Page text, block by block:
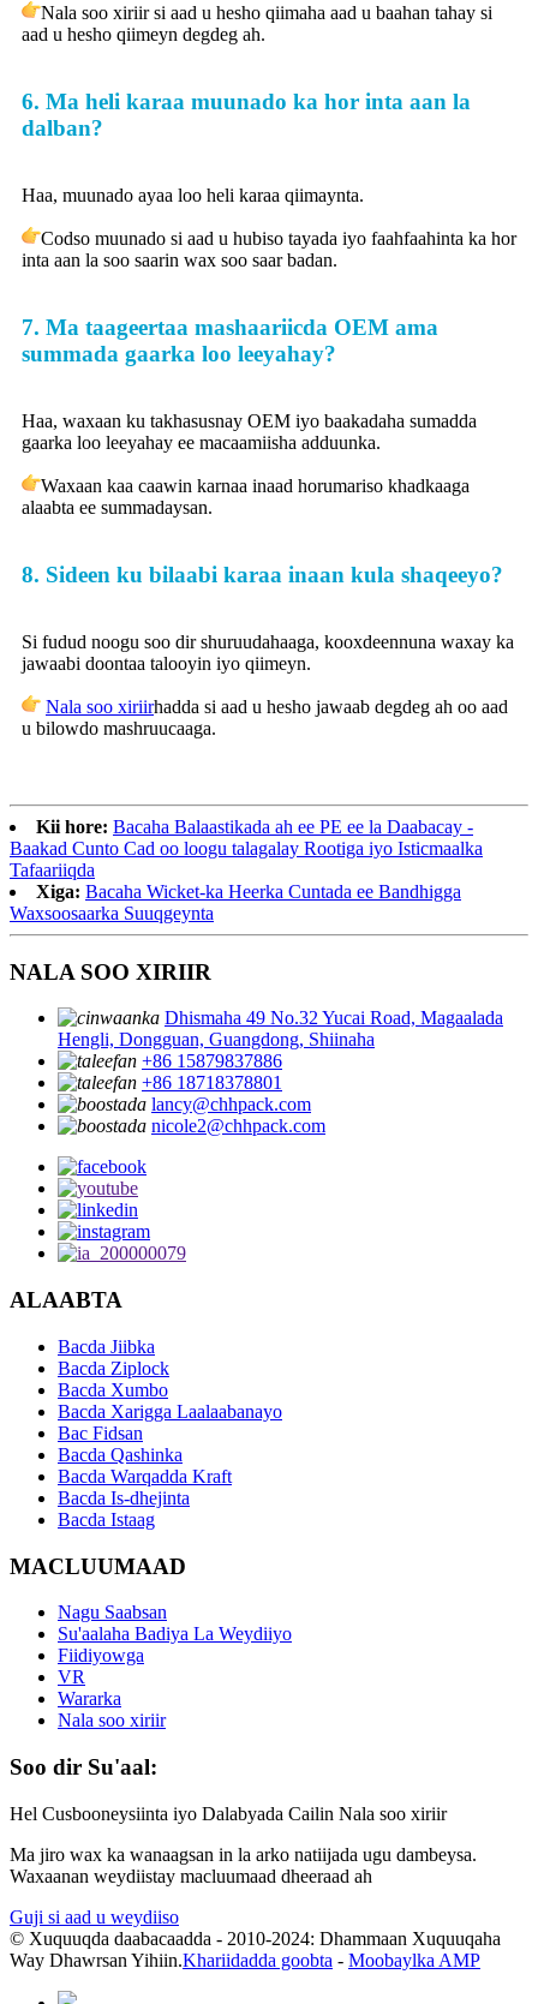
Nala soo xiriir si aad u hesho qiimaha aad u baahan tahay si
aad u hesho qiimeyn degdeg ah.
6. Ma heli karaa muunado ka hor inta aan la
dalban?
Haa, muunado ayaa loo heli karaa qiimaynta.
Codso muunado si aad u hubiso tayada iyo faahfaahinta ka hor
inta aan la soo saarin wax soo saar badan.
7. Ma taageertaa mashaariicda OEM ama
summada gaarka loo leeyahay?
Haa, waxaan ku takhasusnay OEM iyo baakadaha sumadda
gaarka loo leeyahay ee macaamiisha adduunka.
Waxaan kaa caawin karnaa inaad horumariso khadkaaga
alaabta ee summadaysan.
8. Sideen ku bilaabi karaa inaan kula shaqeeyo?
Si fudud noogu soo dir shuruudahaaga, kooxdeennuna waxay ka
jawaabi doontaa talooyin iyo qiimeyn.
Nala soo xiriirhadda si aad u hesho jawaab degdeg ah oo aad
u bilowdo mashruucaaga.
Kii hore: Bacaha Balaastikada ah ee PE ee la Daabacay -
Baakad Cunto Cad oo loogu talagalay Rootiga iyo Isticmaalka
Tafaariiqda
Xiga: Bacaha Wicket-ka Heerka Cuntada ee Bandhigga
Waxsoosaarka Suuqgeynta
NALA SOO XIRIIR
Dhismaha 49 No.32 Yucai Road, Magaalada
Hengli, Dongguan, Guangdong, Shiinaha
+86 15879837886
+86 18718378801
lancy@chhpack.com
nicole2@chhpack.com
ALAABTA
Bacda Jiibka
Bacda Ziplock
Bacda Xumbo
Bacda Xarigga Laalaabanayo
Bac Fidsan
Bacda Qashinka
Bacda Warqadda Kraft
Bacda Is-dhejinta
Bacda Istaag
MACLUUMAAD
Nagu Saabsan
Su'aalaha Badiya La Weydiiyo
Fiidiyowga
VR
Wararka
Nala soo xiriir
Soo dir Su'aal:
Hel Cusbooneysiinta iyo Dalabyada Cailin Nala soo xiriir
Ma jiro wax ka wanaagsan in la arko natiijada ugu dambeysa.
Waxaanan weydiistay macluumaad dheeraad ah
Guji si aad u weydiiso
© Xuquuqda daabacaadda - 2010-2024: Dhammaan Xuquuqaha
Way Dhawrsan Yihiin.Khariidadda goobta - Moobaylka AMP